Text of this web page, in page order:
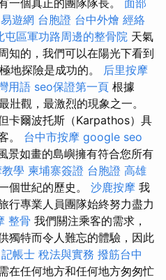
一個真正的團隊隊長。 面部
易遊網 台胞證 台中外燴 經絡
屯區軍功路周邊的整骨院 天氣
知的，我們可以在陽光下看到
地探險是成功的。 后里按摩
用語 seo保證第一頁 根據
壯觀，最激烈的現象之一。
卡爾波托斯（Karpathos）具
。 台中市按摩 google seo
景如畫的島嶼擁有符合您所有
學 柬埔寨簽證 台胞證 高雄
個世紀的歷史。 沙鹿按摩 我
行專業人員團隊始終努力盡力
整骨 我們關注乘客的需求，
獨特而令人難忘的體驗，因此
記帳士 稅法與實務 撥筋台中
在任何地方和任何地方匆匆忙